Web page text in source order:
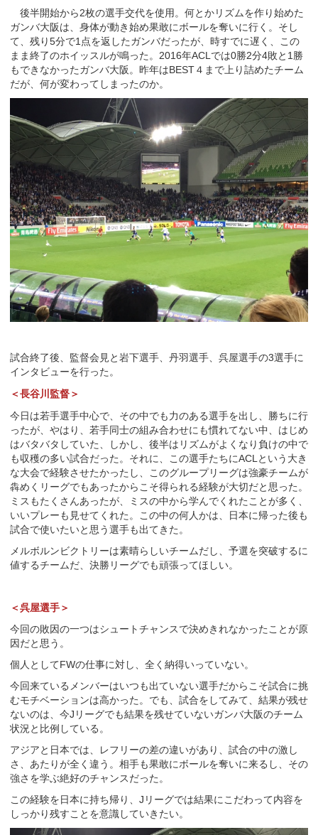
後半開始から2枚の選手交代を使用。何とかリズムを作り始めた
ガンバ大阪は、身体が動き始め果敢にボールを奪いに行く。そし
て、残り5分で1点を返したガンバだったが、時すでに遅く、この
まま終了のホイッスルが鳴った。2016年ACLでは0勝2分4敗と1勝
もできなかったガンバ大阪。昨年はBEST４まで上り詰めたチーム
だが、何が変わってしまったのか。
試合終了後、監督会見と岩下選手、丹羽選手、呉屋選手の3選手に
インタビューを行った。
＜長谷川監督＞
今日は若手選手中心で、その中でも力のある選手を出し、勝ちに行
ったが、やはり、若手同士の組み合わせにも慣れてない中、はじめ
はバタバタしていた、しかし、後半はリズムがよくなり負けの中で
も収穫の多い試合だった。それに、この選手たちにACLという大き
な大会で経験させたかったし、このグループリーグは強豪チームが
犇めくリーグでもあったからこそ得られる経験が大切だと思った。
ミスもたくさんあったが、ミスの中から学んでくれたことが多く、
いいプレーも見せてくれた。この中の何人かは、日本に帰った後も
試合で使いたいと思う選手も出てきた。
メルボルンビクトリーは素晴らしいチームだし、予選を突破するに
値するチームだ、決勝リーグでも頑張ってほしい。
＜呉屋選手＞
今回の敗因の一つはシュートチャンスで決めきれなかったことが原
因だと思う。
個人としてFWの仕事に対し、全く納得いっていない。
今回来ているメンバーはいつも出ていない選手だからこそ試合に挑
むモチベーションは高かった。でも、試合をしてみて、結果が残せ
ないのは、今Jリーグでも結果を残せていないガンバ大阪のチーム
状況と比例している。
アジアと日本では、レフリーの差の違いがあり、試合の中の激し
さ、あたりが全く違う。相手も果敢にボールを奪いに来るし、その
強さを学ぶ絶好のチャンスだった。
この経験を日本に持ち帰り、Jリーグでは結果にこだわって内容を
しっかり残すことを意識していきたい。